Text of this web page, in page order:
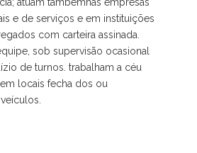
e de serviços e em instituições
com carteira assinada.
sob supervisão ocasional
de turnos. trabalham a céu
locais fecha dos ou